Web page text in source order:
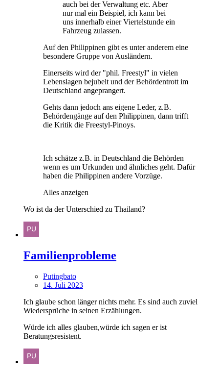
auch bei der Verwaltung etc. Aber
nur mal ein Beispiel, ich kann bei
uns innerhalb einer Viertelstunde ein
Fahrzeug zulassen.
Auf den Philippinen gibt es unter anderem eine
besondere Gruppe von Ausländern.
Einerseits wird der "phil. Freestyl" in vielen
Lebenslagen bejubelt und der Behördentrott im
Deutschland angeprangert.
Gehts dann jedoch ans eigene Leder, z.B.
Behördengänge auf den Philippinen, dann trifft
die Kritik die Freestyl-Pinoys.
Ich schätze z.B. in Deutschland die Behörden
wenn es um Urkunden und ähnliches geht. Dafür
haben die Philippinen andere Vorzüge.
Alles anzeigen
Wo ist da der Unterschied zu Thailand?
Familienprobleme
Putingbato
14. Juli 2023
Ich glaube schon länger nichts mehr. Es sind auch zuviel
Wiedersprüche in seinen Erzählungen.
Würde ich alles glauben,würde ich sagen er ist
Beratungsresistent.